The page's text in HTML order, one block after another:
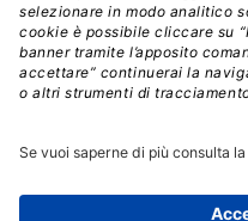
Mixer è un prodotto del network